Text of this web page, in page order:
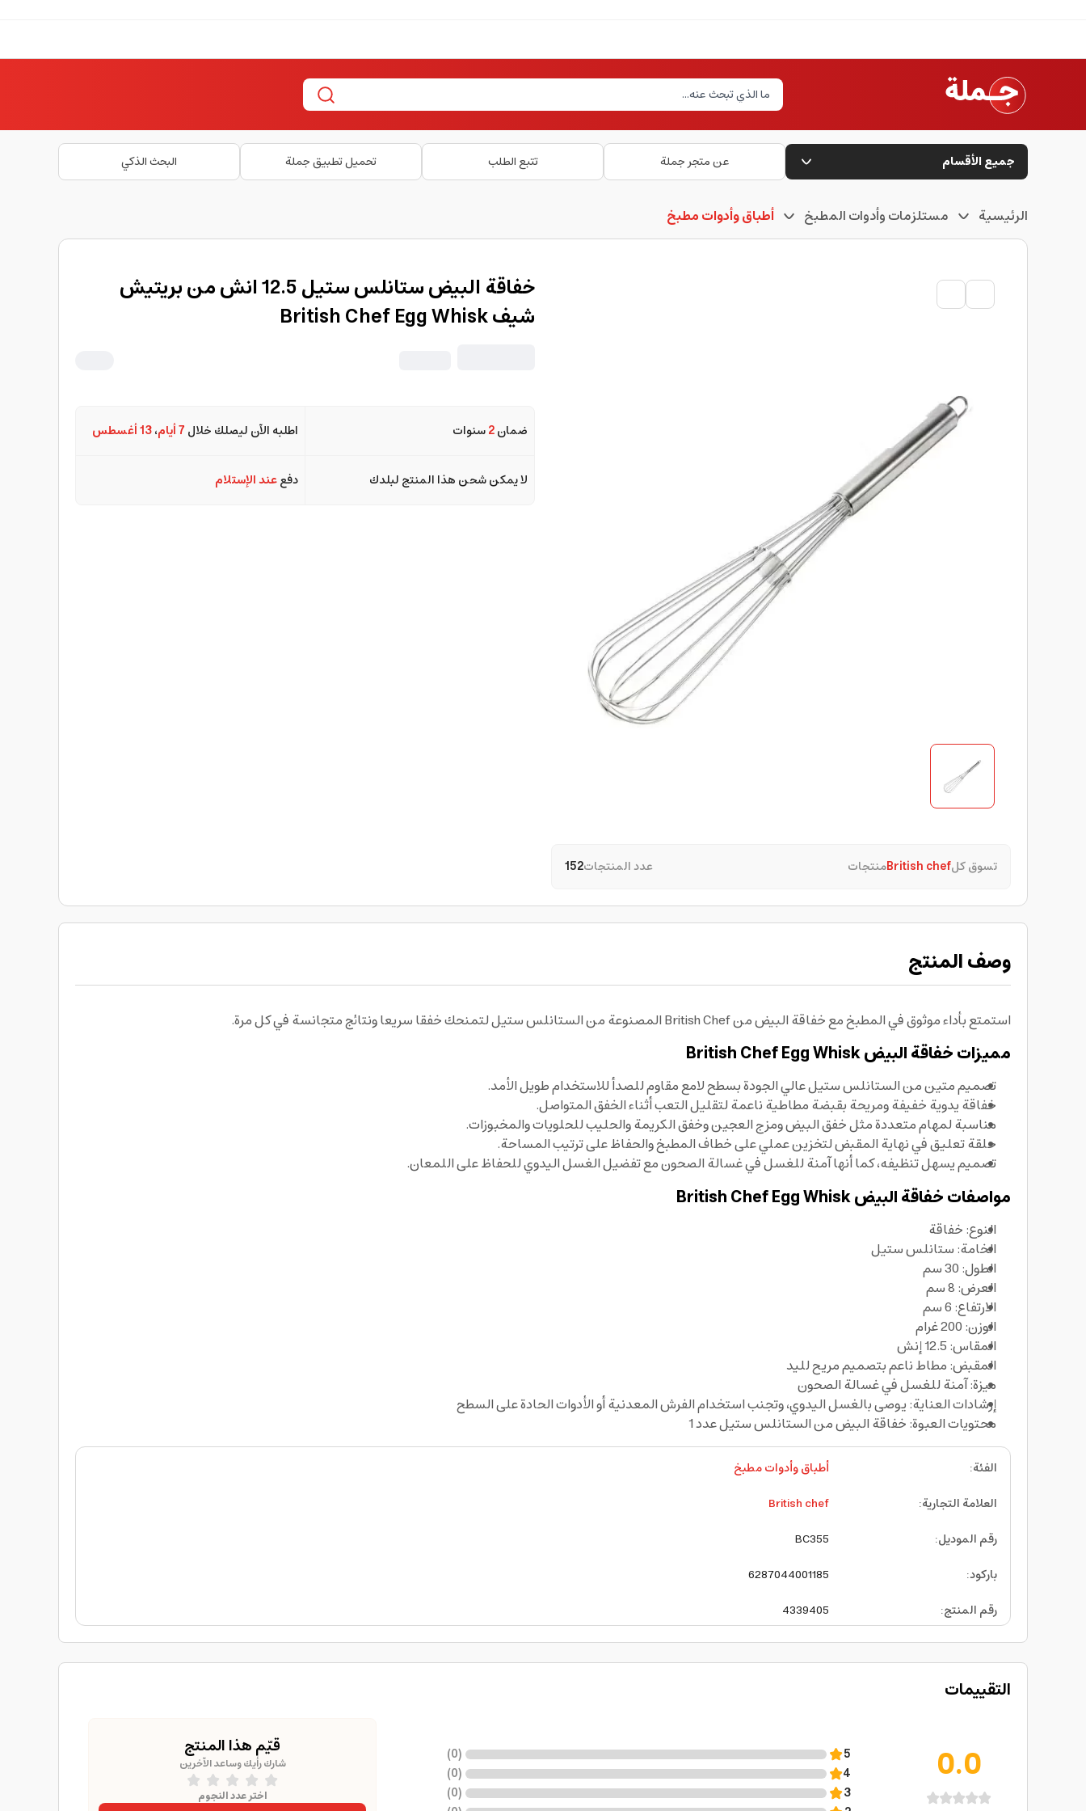
جميع الأقسام عن متجر جملة تتبع الطلب تحميل تطبيق جملة البحث الذكي
الرئيسية مستلزمات وأدوات المطبخ أطباق وأدوات مطبخ
تسوق كلBritish chefمنتجات عدد المنتجات152
خفاقة البيض ستانلس ستيل 12.5 انش من بريتيش
شيف British Chef Egg Whisk
ضمان2سنوات اطلبه الآن ليصلك خلال 7 أيام ،13 أغسطس
لا يمكن شحن هذا المنتج لبلدك دفععند الإستلام
وصف المنتج
استمتع بأداء موثوق في المطبخ مع خفاقة البيض من British Chef المصنوعة من الستانلس ستيل لتمنحك خفقا سريعا ونتائج متجانسة في كل مرة.
مميزات خفاقة البيض British Chef Egg Whisk
تصميم متين من الستانلس ستيل عالي الجودة بسطح لامع مقاوم للصدأ للاستخدام طويل الأمد.
خفاقة يدوية خفيفة ومريحة بقبضة مطاطية ناعمة لتقليل التعب أثناء الخفق المتواصل.
مناسبة لمهام متعددة مثل خفق البيض ومزج العجين وخفق الكريمة والحليب للحلويات والمخبوزات.
حلقة تعليق في نهاية المقبض لتخزين عملي على خطاف المطبخ والحفاظ على ترتيب المساحة.
تصميم يسهل تنظيفه، كما أنها آمنة للغسل في غسالة الصحون مع تفضيل الغسل اليدوي للحفاظ على اللمعان.
مواصفات خفاقة البيض British Chef Egg Whisk
النوع: خفاقة
الخامة: ستانلس ستيل
الطول: 30 سم
العرض: 8 سم
الارتفاع: 6 سم
الوزن: 200 غرام
المقاس: 12.5 إنش
المقبض: مطاط ناعم بتصميم مريح لليد
ميزة: آمنة للغسل في غسالة الصحون
إرشادات العناية: يوصى بالغسل اليدوي، وتجنب استخدام الفرش المعدنية أو الأدوات الحادة على السطح
محتويات العبوة: خفاقة البيض من الستانلس ستيل عدد 1
الفئة:
أطباق وأدوات مطبخ
العلامة التجارية:
British chef
رقم الموديل:
BC355
باركود:
6287044001185
رقم المنتج:
4339405
التقييمات
0.0
5
(
0
)
4
(
0
)
3
(
0
)
قيّم هذا المنتج
شارك رأيك وساعد الآخرين
اختر عدد النجوم